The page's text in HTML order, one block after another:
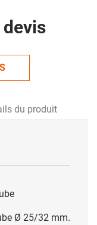
du produit
Ø 25/32 mm.